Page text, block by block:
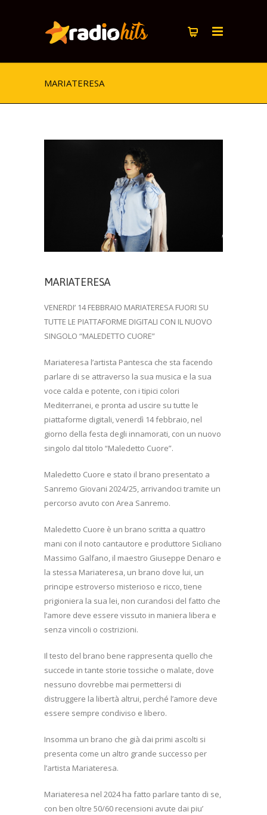
MARIATERESA
MARIATERESA
VENERDI’ 14 FEBBRAIO MARIATERESA FUORI SU
TUTTE LE PIATTAFORME DIGITALI CON IL NUOVO
SINGOLO “MALEDETTO CUORE”
Mariateresa l’artista Pantesca che sta facendo
parlare di se attraverso la sua musica e la sua
voce calda e potente, con i tipici colori
Mediterranei, e pronta ad uscire su tutte le
piattaforme digitali, venerdì 14 febbraio, nel
giorno della festa degli innamorati, con un nuovo
singolo dal titolo “Maledetto Cuore”.
Maledetto Cuore e stato il brano presentato a
Sanremo Giovani 2024/25, arrivandoci tramite un
percorso avuto con Area Sanremo.
Maledetto Cuore è un brano scritta a quattro
mani con il noto cantautore e produttore Siciliano
Massimo Galfano, il maestro Giuseppe Denaro e
la stessa Mariateresa, un brano dove lui, un
principe estroverso misterioso e ricco, tiene
prigioniera la sua lei, non curandosi del fatto che
l’amore deve essere vissuto in maniera libera e
senza vincoli o costrizioni.
Il testo del brano bene rappresenta quello che
succede in tante storie tossiche o malate, dove
nessuno dovrebbe mai permettersi di
distruggere la libertà altrui, perché l’amore deve
essere sempre condiviso e libero.
Insomma un brano che già dai primi ascolti si
presenta come un altro grande successo per
l’artista Mariateresa.
Mariateresa nel 2024 ha fatto parlare tanto di se,
con ben oltre 50/60 recensioni avute dai piu’